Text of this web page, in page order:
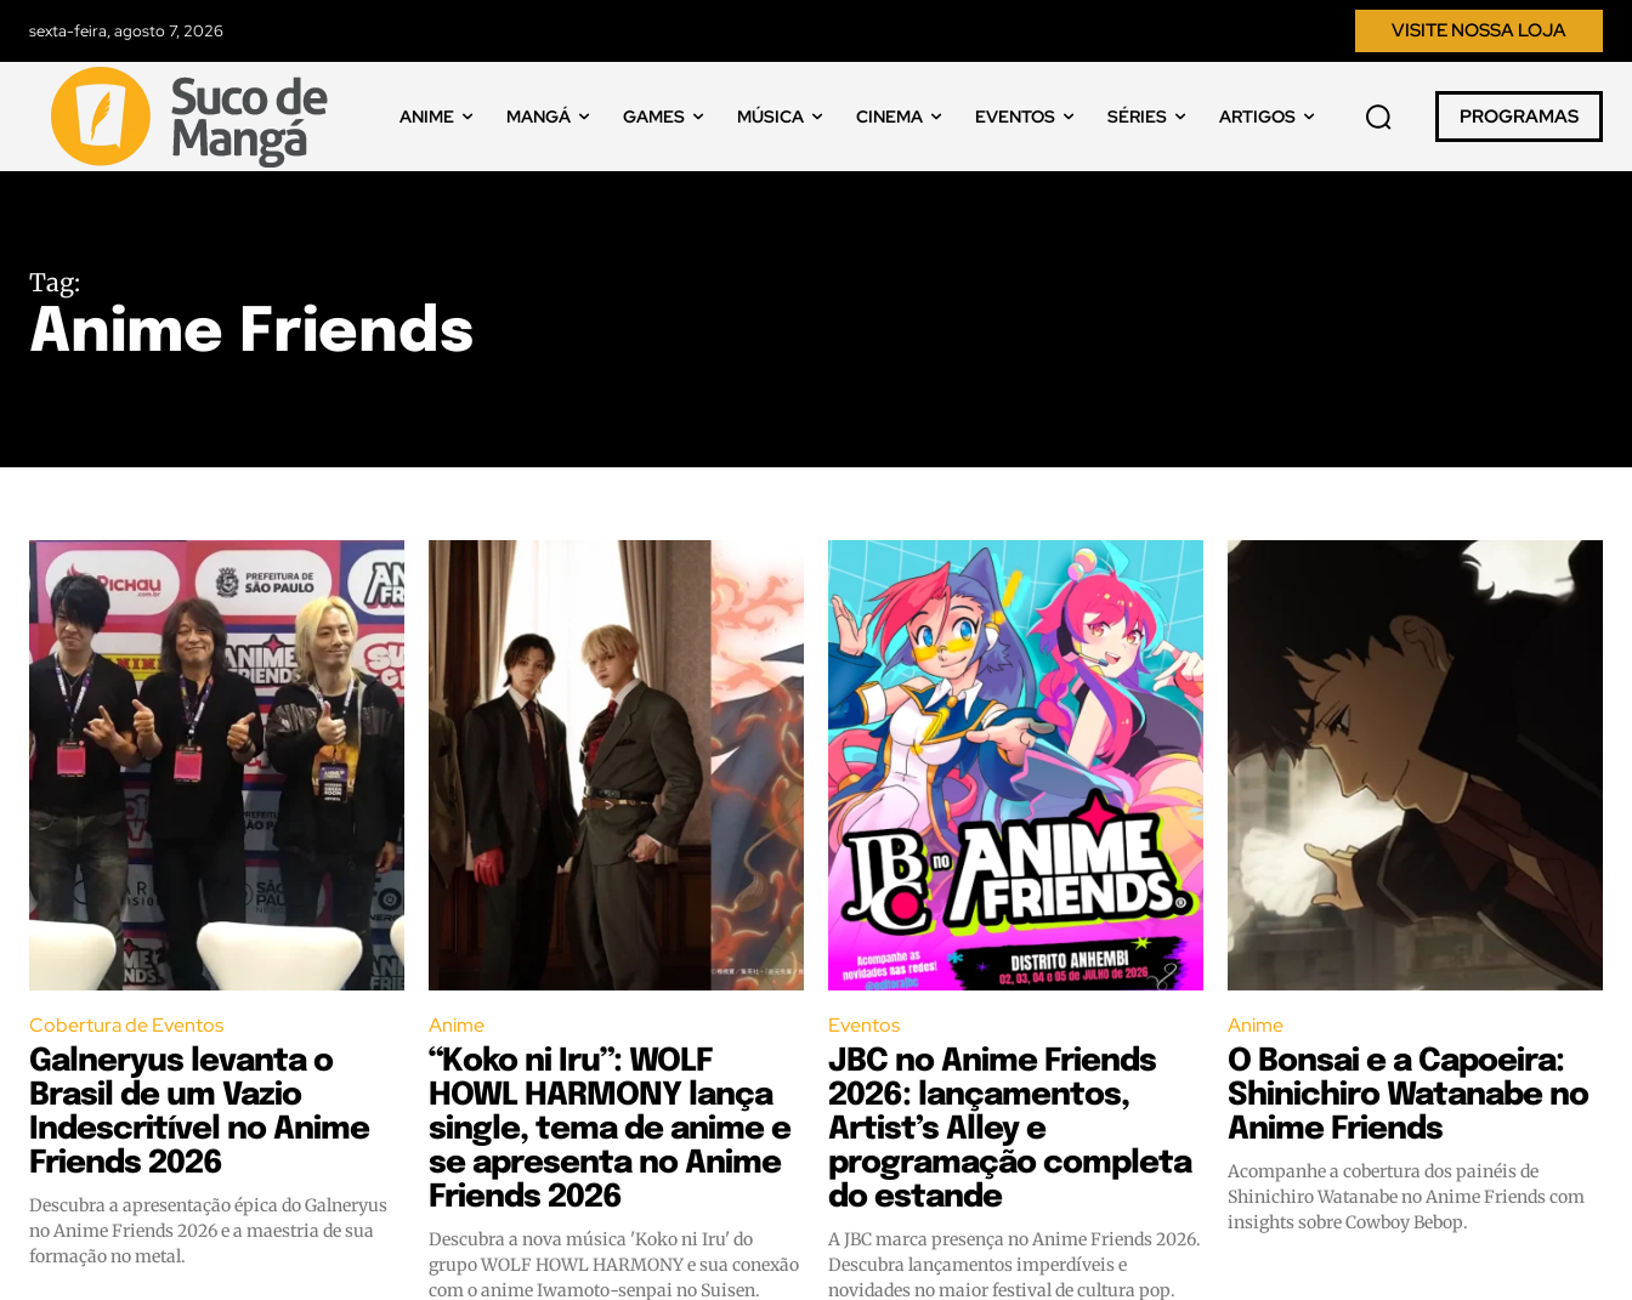
sexta-feira, agosto 7, 2026 VISITE NOSSA LOJA
ANIME MANGÁ GAMES MÚSICA CINEMA EVENTOS SÉRIES ARTIGOS PROGRAMAS
Tag:
Anime Friends
Cobertura de Eventos
Galneryus levanta o
Brasil de um Vazio
Indescritível no Anime
Friends 2026
Descubra a apresentação épica do Galneryus
no Anime Friends 2026 e a maestria de sua
formação no metal.
Anime
“Koko ni Iru”: WOLF
HOWL HARMONY lança
single, tema de anime e
se apresenta no Anime
Friends 2026
Descubra a nova música 'Koko ni Iru' do
grupo WOLF HOWL HARMONY e sua conexão
com o anime Iwamoto-senpai no Suisen.
Eventos
JBC no Anime Friends
2026: lançamentos,
Artist’s Alley e
programação completa
do estande
A JBC marca presença no Anime Friends 2026.
Descubra lançamentos imperdíveis e
novidades no maior festival de cultura pop.
Anime
O Bonsai e a Capoeira:
Shinichiro Watanabe no
Anime Friends
Acompanhe a cobertura dos painéis de
Shinichiro Watanabe no Anime Friends com
insights sobre Cowboy Bebop.